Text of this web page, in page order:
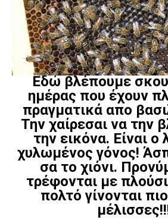
Εδώ βλέπουμε
ημέρας που έχουν
πραγματικά απο
Την χαίρεσαι να την
την εικόνα. Είναι ο
χυλωμένος γόνος!
σα το χιόνι.
τρέφονται με
πολτό γίνονται